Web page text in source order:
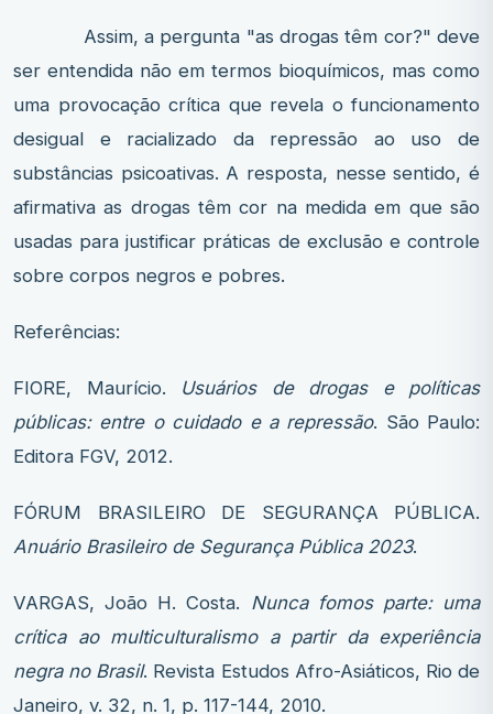
Assim, a pergunta "as drogas têm cor?" deve
ser entendida não em termos bioquímicos, mas como
uma provocação crítica que revela o funcionamento
desigual e racializado da repressão ao uso de
substâncias psicoativas. A resposta, nesse sentido, é
afirmativa as drogas têm cor na medida em que são
usadas para justificar práticas de exclusão e controle
sobre corpos negros e pobres.
Referências:
FIORE, Maurício. Usuários de drogas e políticas
públicas: entre o cuidado e a repressão. São Paulo:
Editora FGV, 2012.
FÓRUM BRASILEIRO DE SEGURANÇA PÚBLICA.
Anuário Brasileiro de Segurança Pública 2023.
VARGAS, João H. Costa. Nunca fomos parte: uma
crítica ao multiculturalismo a partir da experiência
negra no Brasil. Revista Estudos Afro-Asiáticos, Rio de
Janeiro, v. 32, n. 1, p. 117-144, 2010.